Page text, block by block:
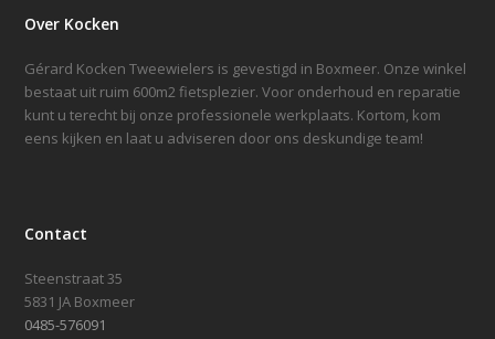
Over Kocken
Gérard Kocken Tweewielers is gevestigd in Boxmeer. Onze winkel
bestaat uit ruim 600m2 fietsplezier. Voor onderhoud en reparatie
kunt u terecht bij onze professionele werkplaats. Kortom, kom
eens kijken en laat u adviseren door ons deskundige team!
Contact
Steenstraat 35
5831 JA Boxmeer
0485-576091